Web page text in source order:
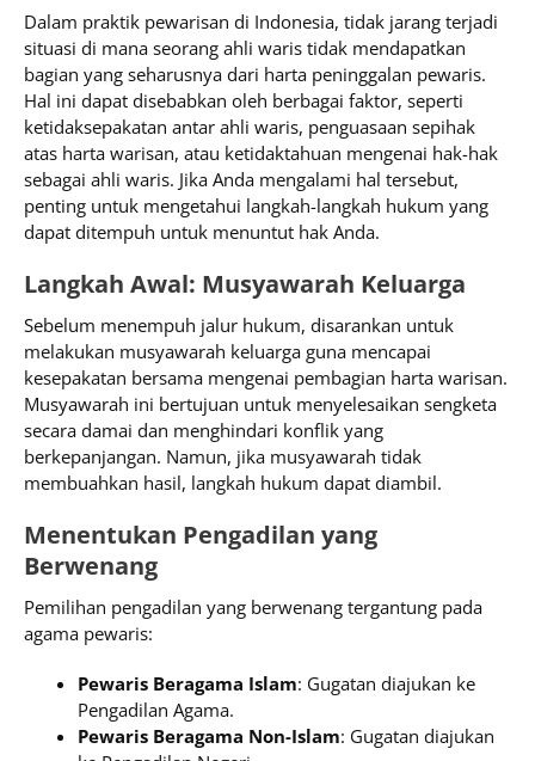
Dalam praktik pewarisan di Indonesia, tidak jarang terjadi
situasi di mana seorang ahli waris tidak mendapatkan
bagian yang seharusnya dari harta peninggalan pewaris.
Hal ini dapat disebabkan oleh berbagai faktor, seperti
ketidaksepakatan antar ahli waris, penguasaan sepihak
atas harta warisan, atau ketidaktahuan mengenai hak-hak
sebagai ahli waris. Jika Anda mengalami hal tersebut,
penting untuk mengetahui langkah-langkah hukum yang
dapat ditempuh untuk menuntut hak Anda.
Langkah Awal: Musyawarah Keluarga
Sebelum menempuh jalur hukum, disarankan untuk
melakukan musyawarah keluarga guna mencapai
kesepakatan bersama mengenai pembagian harta warisan.
Musyawarah ini bertujuan untuk menyelesaikan sengketa
secara damai dan menghindari konflik yang
berkepanjangan. Namun, jika musyawarah tidak
membuahkan hasil, langkah hukum dapat diambil.
Menentukan Pengadilan yang
Berwenang
Pemilihan pengadilan yang berwenang tergantung pada
agama pewaris:
Pewaris Beragama Islam: Gugatan diajukan ke
Pengadilan Agama.
Pewaris Beragama Non-Islam: Gugatan diajukan